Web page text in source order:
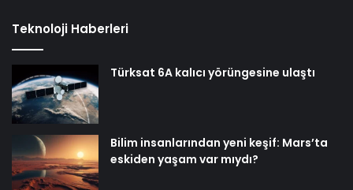
Teknoloji Haberleri
Türksat 6A kalıcı yörüngesine ulaştı
Bilim insanlarından yeni keşif: Mars’ta
eskiden yaşam var mıydı?